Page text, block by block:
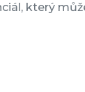
který